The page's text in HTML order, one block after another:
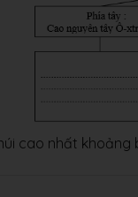
cao nhất khoảng